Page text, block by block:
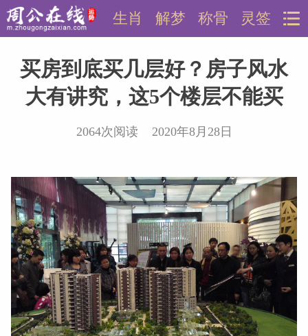
灵签
称骨
解梦
生肖
买房到底买几层好？房子风水
大有讲究，这5个楼层不能买
2064次阅读 2020年8月28日